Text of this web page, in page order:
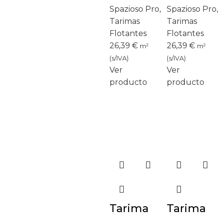
Spazioso Pro,
Tarimas
Flotantes
26,39 € m²
(s/IVA)
Ver
producto
Spazioso Pro,
Tarimas
Flotantes
26,39 € m²
(s/IVA)
Ver
producto
Tarima
Tarima